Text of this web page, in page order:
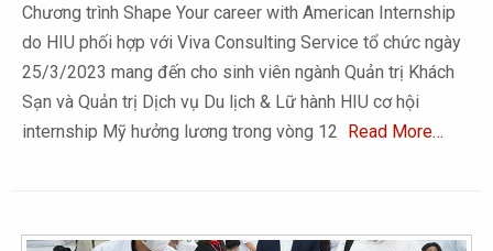
Chương trình Shape Your career with American Internship
do HIU phối hợp với Viva Consulting Service tổ chức ngày
25/3/2023 mang đến cho sinh viên ngành Quản trị Khách
Sạn và Quản trị Dịch vụ Du lịch & Lữ hành HIU cơ hội
internship Mỹ hưởng lương trong vòng 12 Read More…